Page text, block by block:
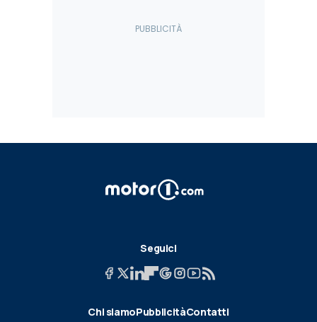
Seguici
Chi siamoPubblicitàContatti